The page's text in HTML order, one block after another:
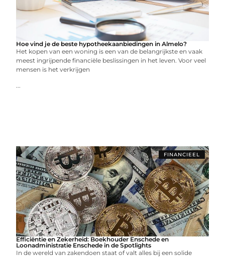
Hoe vind je de beste hypotheekaanbiedingen in Almelo?
Het kopen van een woning is een van de belangrijkste en vaak
meest ingrijpende financiële beslissingen in het leven. Voor veel
mensen is het verkrijgen
...
FINANCIEEL
Efficiëntie en Zekerheid: Boekhouder Enschede en
Loonadministratie Enschede in de Spotlights
In de wereld van zakendoen staat of valt alles bij een solide